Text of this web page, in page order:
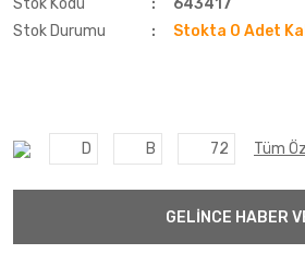
Stok Kodu
643417
Stok Durumu
Stokta 0 Adet
D B 72 Tüm
GELİNCE HABER